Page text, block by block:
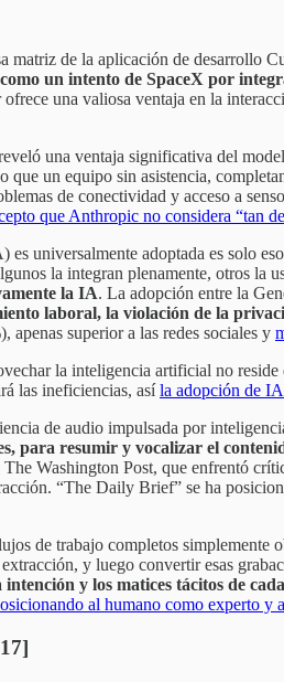
matriz de la aplicación de desarrollo
un intento de SpaceX por
una valiosa ventaja en la
una ventaja significativa del
un equipo sin asistencia,
de conectividad y acceso a
que Anthropic no considera “tan
universalmente adoptada es solo
la integran plenamente, otros la
la IA. La adopción entre la
laboral, la violación de la
superior a las redes sociales y
la inteligencia artificial no reside
las ineficiencias, asíla adopción de
de audio impulsada por
para resumir y vocalizar el
Washington Post, que enfrentó
“The Daily Brief” se ha
de trabajo completos simplemente
y luego convertir esas
y los matices tácitos de
al humano como experto y